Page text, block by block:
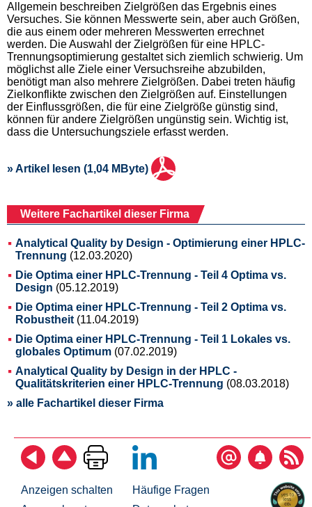
Allgemein beschreiben Zielgrößen das Ergebnis eines
Versuches. Sie können Messwerte sein, aber auch Größen,
die aus einem oder mehreren Messwerten errechnet
werden. Die Auswahl der Zielgrößen für eine HPLC-
Trennungsoptimierung gestaltet sich ziemlich schwierig. Um
möglichst alle Ziele einer Versuchsreihe abzubilden,
benötigt man also mehrere Zielgrößen. Dabei treten häufig
Zielkonflikte zwischen den Zielgrößen auf. Einstellungen
der Einflussgrößen, die für eine Zielgröße günstig sind,
können für andere Zielgrößen ungünstig sein. Wichtig ist,
dass die Untersuchungsziele erfasst werden.
» Artikel lesen (1,04 MByte)
Weitere Fachartikel dieser Firma
Analytical Quality by Design - Optimierung einer HPLC-
Trennung (12.03.2020)
Die Optima einer HPLC-Trennung - Teil 4 Optima vs.
Design (05.12.2019)
Die Optima einer HPLC-Trennung - Teil 2 Optima vs.
Robustheit (11.04.2019)
Die Optima einer HPLC-Trennung - Teil 1 Lokales vs.
globales Optimum (07.02.2019)
Analytical Quality by Design in der HPLC -
Qualitätskriterien einer HPLC-Trennung (08.03.2018)
» alle Fachartikel dieser Firma
Anzeigen schalten
Häufige Fragen